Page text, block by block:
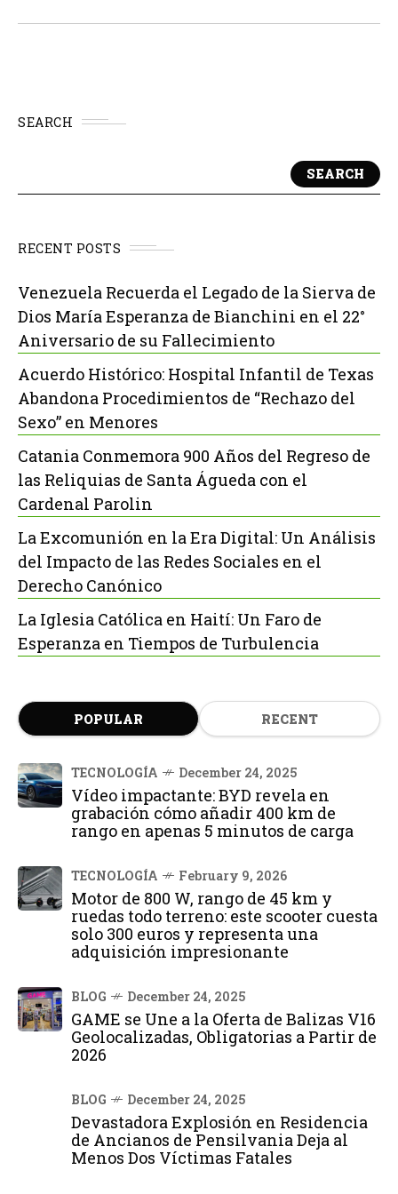
SEARCH
SEARCH
RECENT POSTS
Venezuela Recuerda el Legado de la Sierva de
Dios María Esperanza de Bianchini en el 22°
Aniversario de su Fallecimiento
Acuerdo Histórico: Hospital Infantil de Texas
Abandona Procedimientos de “Rechazo del
Sexo” en Menores
Catania Conmemora 900 Años del Regreso de
las Reliquias de Santa Águeda con el
Cardenal Parolin
La Excomunión en la Era Digital: Un Análisis
del Impacto de las Redes Sociales en el
Derecho Canónico
La Iglesia Católica en Haití: Un Faro de
Esperanza en Tiempos de Turbulencia
POPULAR RECENT
TECNOLOGÍA December 24, 2025
Vídeo impactante: BYD revela en
grabación cómo añadir 400 km de
rango en apenas 5 minutos de carga
TECNOLOGÍA February 9, 2026
Motor de 800 W, rango de 45 km y
ruedas todo terreno: este scooter cuesta
solo 300 euros y representa una
adquisición impresionante
BLOG December 24, 2025
GAME se Une a la Oferta de Balizas V16
Geolocalizadas, Obligatorias a Partir de
2026
BLOG December 24, 2025
Devastadora Explosión en Residencia
de Ancianos de Pensilvania Deja al
Menos Dos Víctimas Fatales